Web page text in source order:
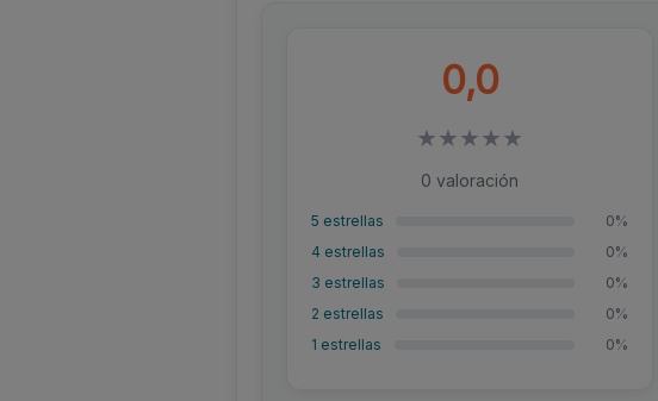
0,0
★★★★★
0 valoración
5 estrellas
0%
4 estrellas
0%
3 estrellas
0%
2 estrellas
0%
1 estrellas
0%